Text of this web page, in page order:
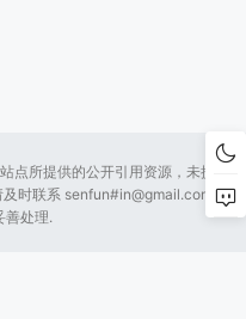
点所提供的公开引用资源，未提供
及时联系 senfun#in@gmail.com 我
善处理.